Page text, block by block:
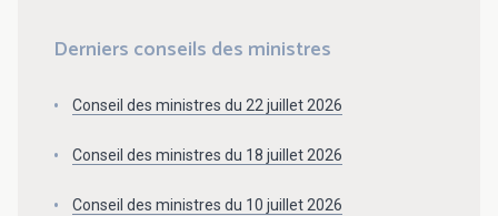
Derniers conseils des ministres
Conseil des ministres du 22 juillet 2026
Conseil des ministres du 18 juillet 2026
Conseil des ministres du 10 juillet 2026